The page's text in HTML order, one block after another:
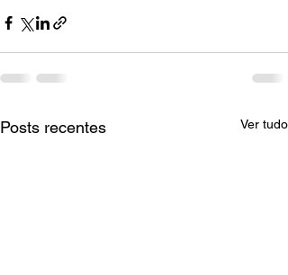
Posts recentes Ver tudo